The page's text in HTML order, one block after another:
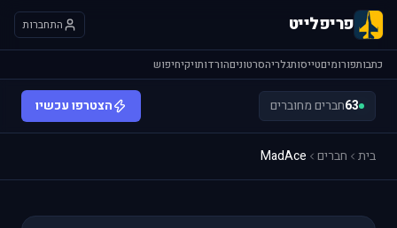
פריפלייט התחברות
כתבותפורומיםטייסותגלריהסרטוניםהורדותויקיחיפוש
63חברים מחוברים הצטרפו עכשיו
בית חברים MadAce